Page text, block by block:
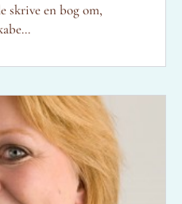
skrive en bog om,